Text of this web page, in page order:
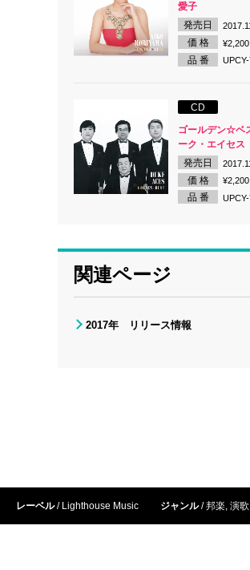
愛子
発売日
価 格
品 番
CD
ゴールデン☆ベ
ーク・エイセス
発売日
価 格
品 番
関連ページ
2017年 リリース情報
レーベル Lighthouse Music ジャンル 邦楽, 演